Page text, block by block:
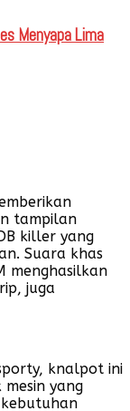
Menyapa Lima
tampilan
killer yang
Suara khas
menghasilkan
juga
knalpot ini
yang